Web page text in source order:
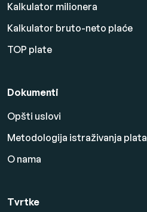
Kalkulator milionera
Kalkulator bruto-neto plaće
TOP plate
Dokumenti
Opšti uslovi
Metodologija istraživanja plata
O nama
Tvrtke